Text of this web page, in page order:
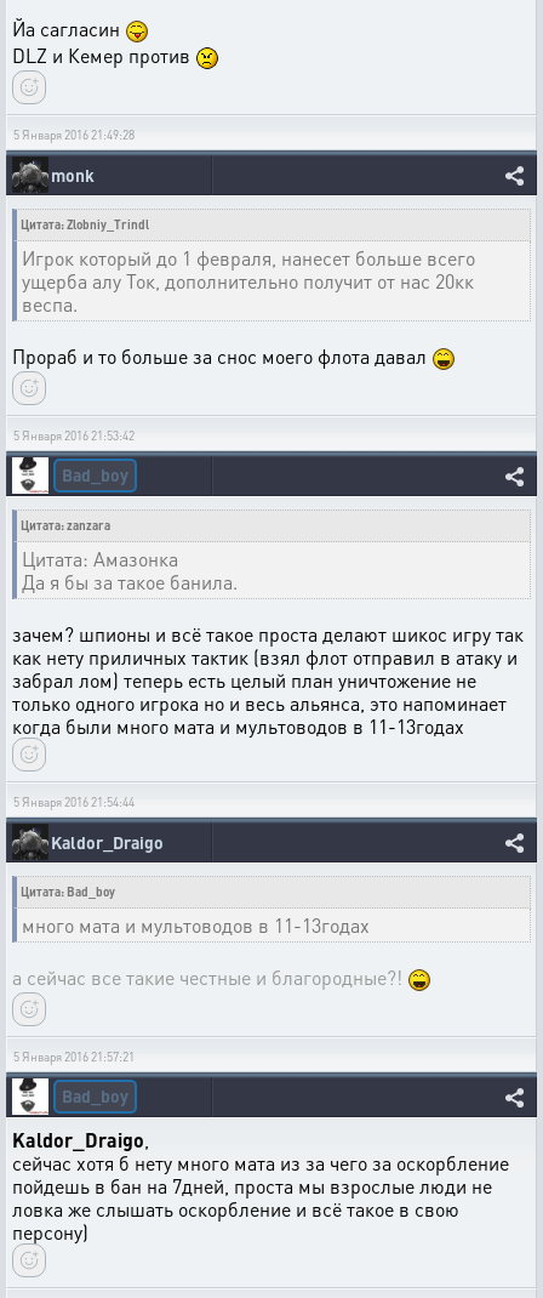
Йа сагласин
DLZ и Кемер против
5 Января 2016 21:49:28
monk
Цитата: Zlobniy_Trindl
Игрок который до 1 февраля, нанесет больше всего
ущерба алу Ток, дополнительно получит от нас 20кк
веспа.
Прораб и то больше за снос моего флота давал
5 Января 2016 21:53:42
Bad_boy
Цитата: zanzara
Цитата: Амазонка
Да я бы за такое банила.
зачем? шпионы и всё такое проста делают шикос игру так
как нету приличных тактик (взял флот отправил в атаку и
забрал лом) теперь есть целый план уничтожение не
только одного игрока но и весь альянса, это напоминает
когда были много мата и мультоводов в 11-13годах
5 Января 2016 21:54:44
Kaldor_Draigo
Цитата: Bad_boy
много мата и мультоводов в 11-13годах
а сейчас все такие честные и благородные?!
5 Января 2016 21:57:21
Bad_boy
Kaldor_Draigo
сейчас хотя б нету много мата из за чего за оскорбление
пойдешь в бан на 7дней, проста мы взрослые люди не
ловка же слышать оскорбление и всё такое в свою
персону)